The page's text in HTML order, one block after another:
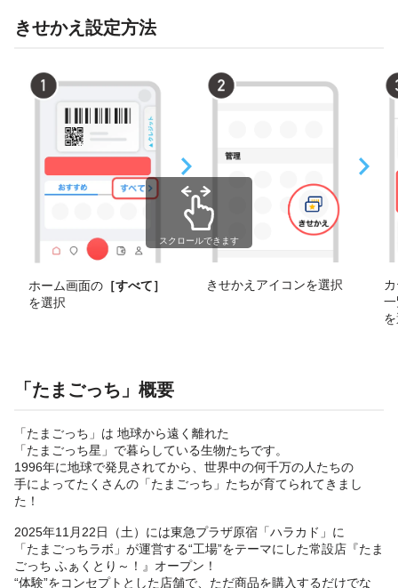
きせかえ設定方法
ホーム画面の ［すべて］
を選択
きせかえアイコンを選択
スクロールできます
「たまごっち」概要
「たまごっち」は 地球から遠く離れた
「たまごっち星」で暮らしている生物たちです。
1996年に地球で発見されてから、世界中の何千万の人たちの
手によってたくさんの「たまごっち」たちが育てられてきまし
た！
2025年11月22日（土）には東急プラザ原宿「ハラカド」に
「たまごっちラボ」が運営する“工場”をテーマにした常設店『たま
ごっち ふぁくとり～！』オープン！
“体験”をコンセプトとした店舗で、ただ商品を購入するだけでな